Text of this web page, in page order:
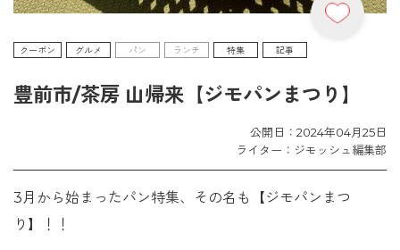
クーポン グルメ パン ランチ 特集 記事
豊前市/茶房 山帰来【ジモパンまつり】
公開日：2024年04月25日
ライター：ジモッシュ編集部
3月から始まったパン特集、その名も【ジモパンまつ
り】！！